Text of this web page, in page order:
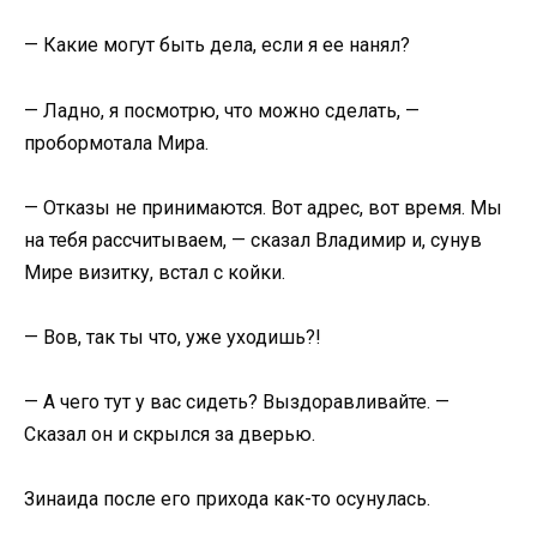
— Какие могут быть дела, если я ее нанял?
— Ладно, я посмотрю, что можно сделать, —
пробормотала Мира.
— Отказы не принимаются. Вот адрес, вот время. Мы
на тебя рассчитываем, — сказал Владимир и, сунув
Мире визитку, встал с койки.
— Вов, так ты что, уже уходишь?!
— А чего тут у вас сидеть? Выздоравливайте. —
Сказал он и скрылся за дверью.
Зинаида после его прихода как-то осунулась.